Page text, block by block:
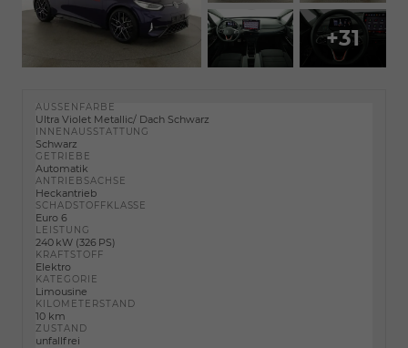
+31
AUSSENFARBE
Ultra Violet Metallic/ Dach Schwarz
INNENAUSSTATTUNG
Schwarz
GETRIEBE
Automatik
ANTRIEBSACHSE
Heckantrieb
SCHADSTOFFKLASSE
Euro 6
LEISTUNG
240 kW (326 PS)
KRAFTSTOFF
Elektro
KATEGORIE
Limousine
KILOMETERSTAND
10 km
ZUSTAND
unfallfrei